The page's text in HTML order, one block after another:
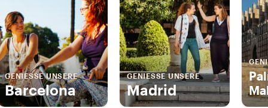
GENIESSE UNSERE
Barcelona
GENIESSE UNSERE
Madrid